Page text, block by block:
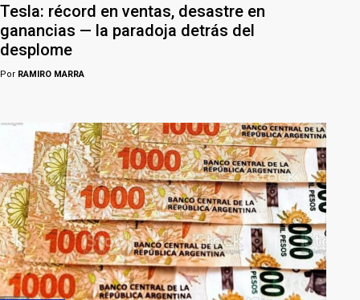
Tesla: récord en ventas, desastre en
ganancias — la paradoja detrás del
desplome
Por RAMIRO MARRA